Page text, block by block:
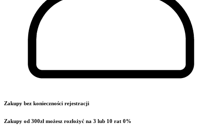
Zakupy bez konieczności rejestracji
Zakupy od 300zł możesz rozłożyć na 3 lub 10 rat 0%